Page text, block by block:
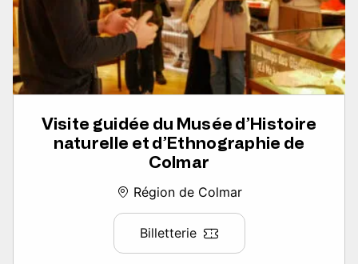
Visite guidée du Musée d’Histoire
naturelle et d’Ethnographie de
Colmar
Région de Colmar
Billetterie